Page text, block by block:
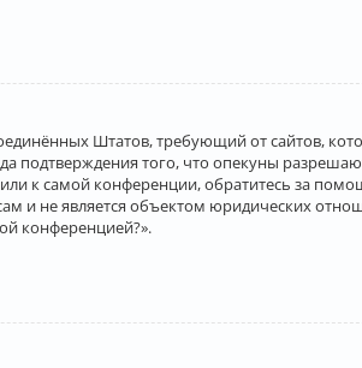
Штатов, требующий от сайтов,
подтверждения того, что опекуны
к самой конференции, обратитесь за
и не является объектом юридических
конференцией?».